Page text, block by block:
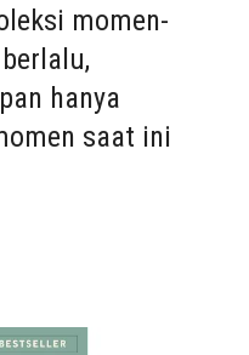
momen-
hanya
saat ini